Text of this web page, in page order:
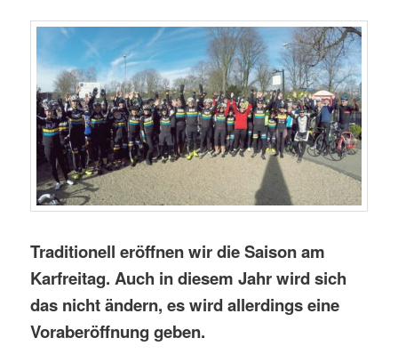
Traditionell eröffnen wir die Saison am
Karfreitag. Auch in diesem Jahr wird sich
das nicht ändern, es wird allerdings eine
Voraberöffnung geben.